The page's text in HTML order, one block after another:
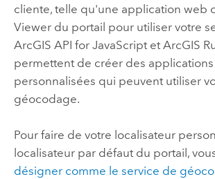
cliente, telle qu'une application web
Viewer du portail pour utiliser votre
ArcGIS API for JavaScriptet ArcGIS
permettent de créer des applications
personnalisées qui peuvent utiliser
géocodage.
Pour faire de votre localisateur
localisateur par défaut du portail,
désigner comme le service de